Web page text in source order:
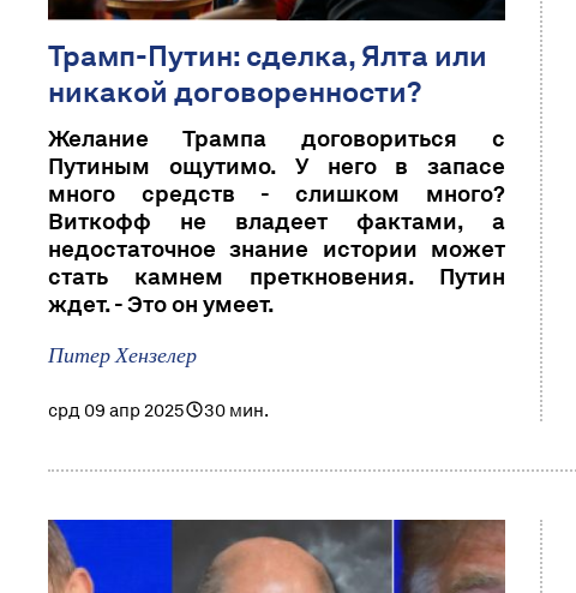
Трамп-Путин: сделка, Ялта или
никакой договоренности?
Желание Трампа договориться с
Путиным ощутимо. У него в запасе
много средств - слишком много?
Виткофф не владеет фактами, а
недостаточное знание истории может
стать камнем преткновения. Путин
ждет. - Это он умеет.
Питер Хензелер
срд 09 апр 2025 30 мин.